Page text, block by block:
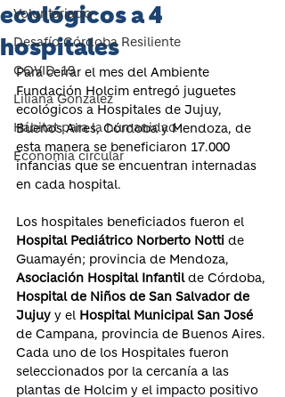
Voluntariado
Desafío Córdoba Resiliente
COVID-19
Liliana Gonzalez
Hábitat para la humanidad
Economía circular
ecológicos a 4
hospitales
Para cerrar el mes del Ambiente
Fundación Holcim entregó juguetes
ecológicos a Hospitales de Jujuy,
Buenos Aires, Córdoba y Mendoza, de
esta manera se beneficiaron 17.000
infancias que se encuentran internadas
en cada hospital.
Los hospitales beneficiados fueron el
Hospital Pediátrico Norberto Notti de
Guamayén; provincia de Mendoza,
Asociación Hospital Infantil de Córdoba,
Hospital de Niños de San Salvador de
Jujuy y el Hospital Municipal San José
de Campana, provincia de Buenos Aires.
Cada uno de los Hospitales fueron
seleccionados por la cercanía a las
plantas de Holcim y el impacto positivo